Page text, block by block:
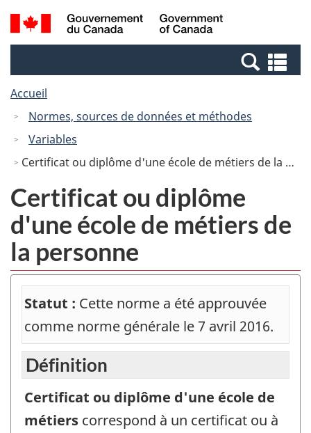
Passer
au
Passer
à
Canada
Recherche
et
et
Accueil
Normes, sources de données et méthodes
Variables
Certificat ou diplôme d'une école de métiers de la personne
Certificat ou diplôme
d'une école de métiers de
la personne
Statut : Cette norme a été approuvée
comme norme générale le 7 avril 2016.
Définition
Certificat ou diplôme d'une école de
métiers correspond à un certificat ou à